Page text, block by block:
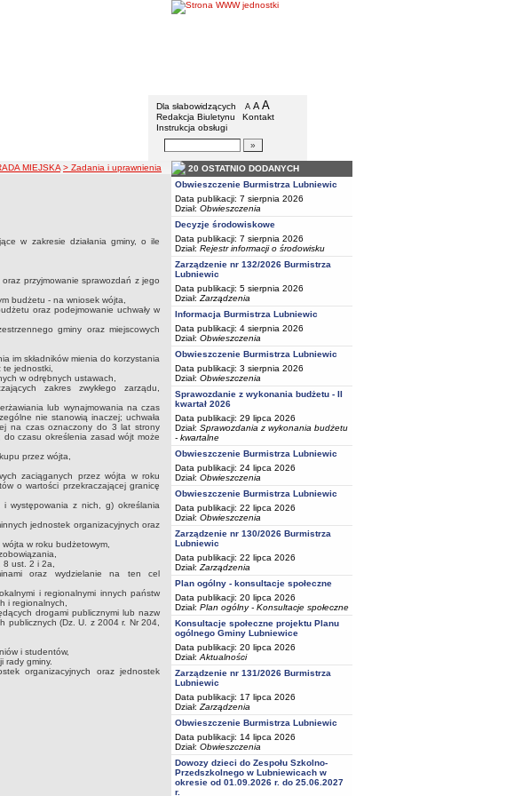
BIP - Urząd Miejski w Lubniewicach
Menu dodatkowe
Dla słabowidzących A pomniejsz czcionkę
A standardowy rozmiar czcionki
A
Redakcja Biuletynu
Kontakt
Instrukcja obsługi
Wyszukiwarka artykułów
MIEJSKA > Zadania i uprawnienia
w zakresie działania gminy, o ile
przyjmowanie sprawozdań z jego
budżetu - na wniosek wójta,
oraz podejmowanie uchwały w
gminy oraz miejscowych
im składników mienia do korzystania
te jednostki,
w odrębnych ustawach,
zakres zwykłego zarządu,
lub wynajmowania na czas
nie stanowią inaczej; uchwała
na czas oznaczony do 3 lat strony
do czasu określenia zasad wójt może
przez wójta,
zaciąganych przez wójta w roku
o wartości przekraczającej granicę
i występowania z nich, g) określania
jednostek organizacyjnych oraz
w roku budżetowym,
8 ust. 2 i 2a,
oraz wydzielanie na ten cel
i regionalnymi innych państw
i regionalnych,
drogami publicznymi lub nazw
publicznych (Dz. U. z 2004 r. Nr 204,
i studentów,
rady gminy.
organizacyjnych oraz jednostek
20 OSTATNIO DODANYCH
Obwieszczenie Burmistrza Lubniewic
Data publikacji: 7 sierpnia 2026
Dział: Obwieszczenia
Decyzje środowiskowe
Data publikacji: 7 sierpnia 2026
Dział: Rejestr informacji o środowisku
Zarządzenie nr 132/2026 Burmistrza
Lubniewic
Data publikacji: 5 sierpnia 2026
Dział: Zarządzenia
Informacja Burmistrza Lubniewic
Data publikacji: 4 sierpnia 2026
Dział: Obwieszczenia
Obwieszczenie Burmistrza Lubniewic
Data publikacji: 3 sierpnia 2026
Dział: Obwieszczenia
Sprawozdanie z wykonania budżetu - II
kwartał 2026
Data publikacji: 29 lipca 2026
Dział: Sprawozdania z wykonania budżetu
- kwartalne
Obwieszczenie Burmistrza Lubniewic
Data publikacji: 24 lipca 2026
Dział: Obwieszczenia
Obwieszczenie Burmistrza Lubniewic
Data publikacji: 22 lipca 2026
Dział: Obwieszczenia
Zarządzenie nr 130/2026 Burmistrza
Lubniewic
Data publikacji: 22 lipca 2026
Dział: Zarządzenia
Plan ogólny - konsultacje społeczne
Data publikacji: 20 lipca 2026
Dział: Plan ogólny - Konsultacje społeczne
Konsultacje społeczne projektu Planu
ogólnego Gminy Lubniewice
Data publikacji: 20 lipca 2026
Dział: Aktualności
Zarządzenie nr 131/2026 Burmistrza
Lubniewic
Data publikacji: 17 lipca 2026
Dział: Zarządzenia
Obwieszczenie Burmistrza Lubniewic
Data publikacji: 14 lipca 2026
Dział: Obwieszczenia
Dowozy dzieci do Zespołu Szkolno-
Przedszkolnego w Lubniewicach w
okresie od 01.09.2026 r. do 25.06.2027
r.